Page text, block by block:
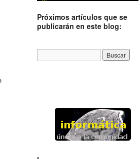
Próximos artículos que se
publicarán en este blog: